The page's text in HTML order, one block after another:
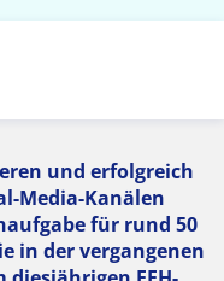
und erfolgreich
Media-Kanälen
für rund 50
in der vergangenen